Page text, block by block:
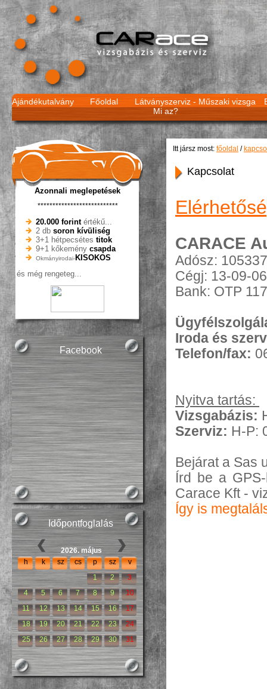
Ajándékutalvány Főoldal
Látványszerviz -
Mi az?
Műszaki vizsga
Azonnali meglepetések
***************************
20.000 forintértékű...
2 db soron kívüliség
3+1 hétpecsétes titok
9+1 kőkemény csapda
Okmányirodai-KISOKOS
  és m
ég rengeteg...
Facebook
Időpontfoglalás
2026. május
h
k sz cs p sz
v
1
2
3
4
5 6 7 8 9
10
11
12 13 14 15 16
17
18
19 20 21 22 23
24
25
26 27 28 29 30 31
Itt jársz most: főoldal /
Kapcsolat
CARACE
Adósz:
Cégj: 13-09-
Bank: OTP
Iroda és
Telefon/fax:
Nyitva tartás:
Vizsgabázis:
Szerviz: H-P:
Bejárat a Sas
Írd be a
Carace Kft -
Így is